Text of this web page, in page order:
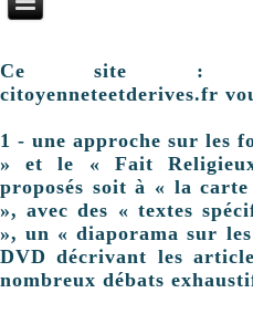
Ce site :
citoyenneteetderives.fr
1 - une approche sur les
» et le « Fait
proposés soit à « la
», avec des « textes
», un « diaporama sur
DVD décrivant les
nombreux débats